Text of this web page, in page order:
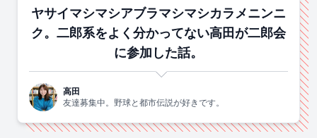
ヤサイマシマシアブラマシマシカラメニンニ
ク。二郎系をよく分かってない高田が二郎会
に参加した話。
高田
友達募集中。野球と都市伝説が好きです。